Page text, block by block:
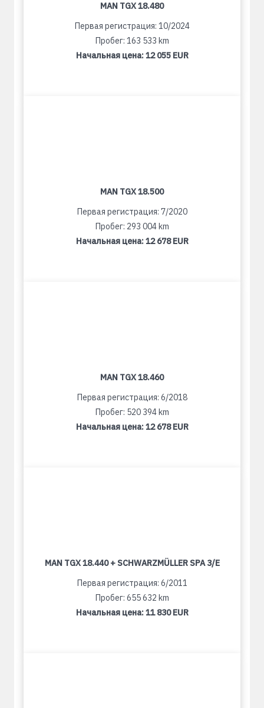
MAN TGX 18.480
Первая регистрация: 10/2024
Пробег: 163 533 km
Начальная цена:12 055 EUR
MAN TGX 18.500
Первая регистрация: 7/2020
Пробег: 293 004 km
Начальная цена:12 678 EUR
MAN TGX 18.460
Первая регистрация: 6/2018
Пробег: 520 394 km
Начальная цена:12 678 EUR
MAN TGX 18.440 + SCHWARZMÜLLER SPA 3/E
Первая регистрация: 6/2011
Пробег: 655 632 km
Начальная цена:11 830 EUR